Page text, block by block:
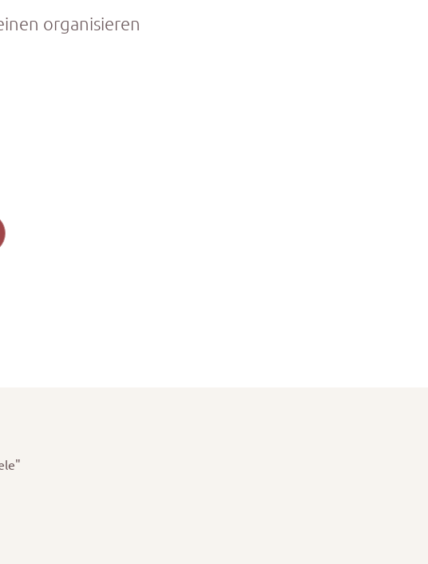
organisieren